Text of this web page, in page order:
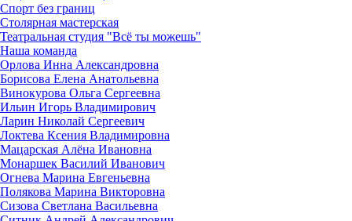
Спорт без границ
Столярная мастерская
Театральная студия "Всё ты можешь"
Наша команда
Орлова Инна Александровна
Борисова Елена Анатольевна
Винокурова Ольга Сергеевна
Ильин Игорь Владимирович
Ларин Николай Сергеевич
Локтева Ксения Владимировна
Мацарская Алёна Ивановна
Монаршек Василий Иванович
Огнева Марина Евгеньевна
Полякова Марина Викторовна
Сизова Светлана Васильевна